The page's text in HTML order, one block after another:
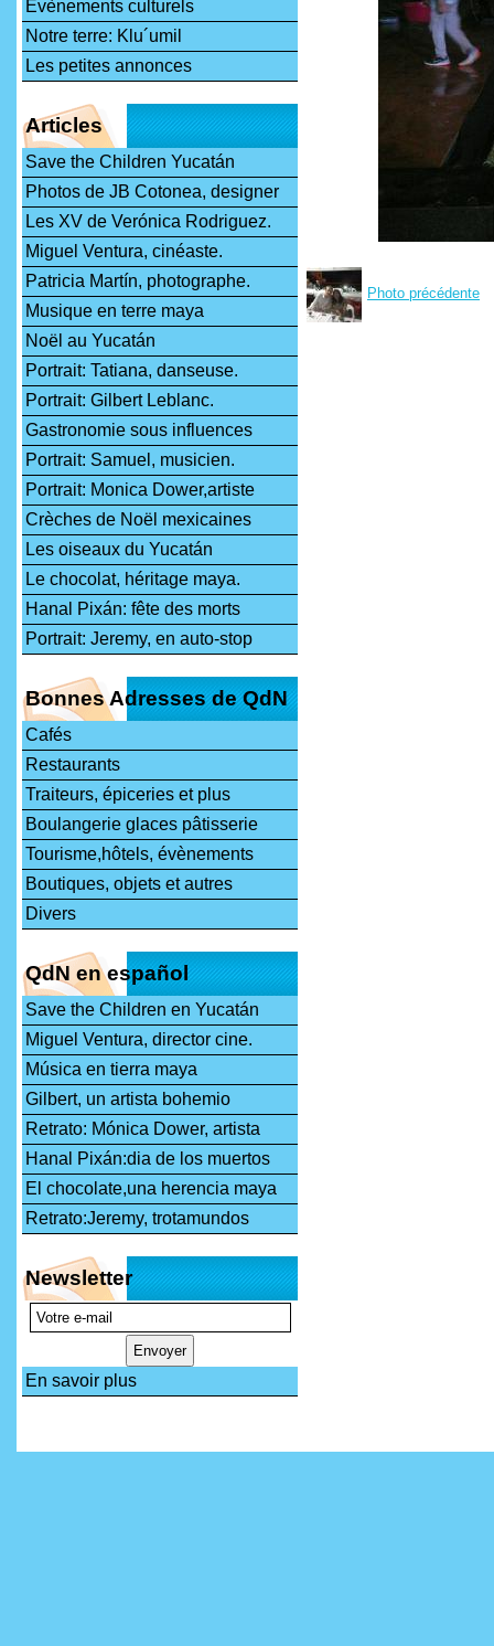
Evènements culturels
Notre terre: Klu´umil
Les petites annonces
Articles
Save the Children Yucatán
Photos de JB Cotonea, designer
Les XV de Verónica Rodriguez.
Miguel Ventura, cinéaste.
Patricia Martín, photographe.
Musique en terre maya
Noël au Yucatán
Portrait: Tatiana, danseuse.
Portrait: Gilbert Leblanc.
Gastronomie sous influences
Portrait: Samuel, musicien.
Portrait: Monica Dower,artiste
Crèches de Noël mexicaines
Les oiseaux du Yucatán
Le chocolat, héritage maya.
Hanal Pixán: fête des morts
Portrait: Jeremy, en auto-stop
Bonnes Adresses de QdN
Cafés
Restaurants
Traiteurs, épiceries et plus
Boulangerie glaces pâtisserie
Tourisme,hôtels, évènements
Boutiques, objets et autres
Divers
QdN en español
Save the Children en Yucatán
Miguel Ventura, director cine.
Música en tierra maya
Gilbert, un artista bohemio
Retrato: Mónica Dower, artista
Hanal Pixán:dia de los muertos
El chocolate,una herencia maya
Retrato:Jeremy, trotamundos
Newsletter
En savoir plus
Photo précédente